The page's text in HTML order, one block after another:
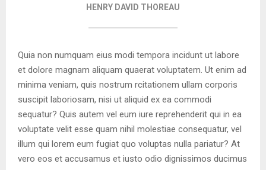
HENRY DAVID THOREAU
Quia non numquam eius modi tempora incidunt ut labore
et dolore magnam aliquam quaerat voluptatem. Ut enim ad
minima veniam, quis nostrum rcitationem ullam corporis
suscipit laboriosam, nisi ut aliquid ex ea commodi
sequatur? Quis autem vel eum iure reprehenderit qui in ea
voluptate velit esse quam nihil molestiae consequatur, vel
illum qui lorem eum fugiat quo voluptas nulla pariatur? At
vero eos et accusamus et iusto odio dignissimos ducimus